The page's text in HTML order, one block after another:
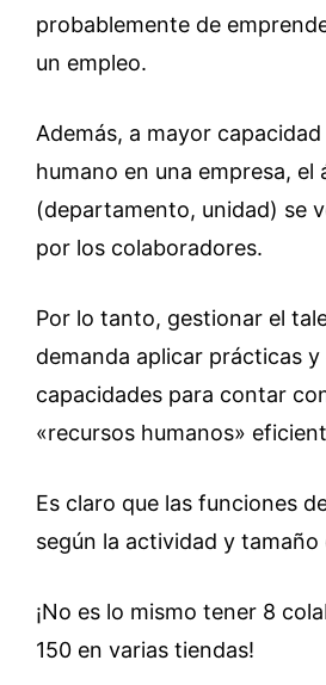
probablemente de
un empleo.
Además, a mayor
humano en una empresa, el
(departamento, unidad) se
por los colaboradores.
Por lo tanto, gestionar el
demanda aplicar prácticas
capacidades para contar
«recursos humanos»
Es claro que las funciones
según la actividad y tamaño
¡No es lo mismo tener 8
150 en varias tiendas!